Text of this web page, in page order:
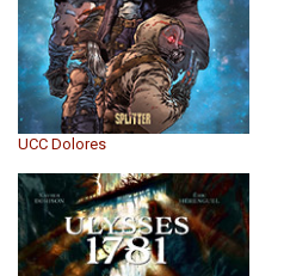
UCC Dolores